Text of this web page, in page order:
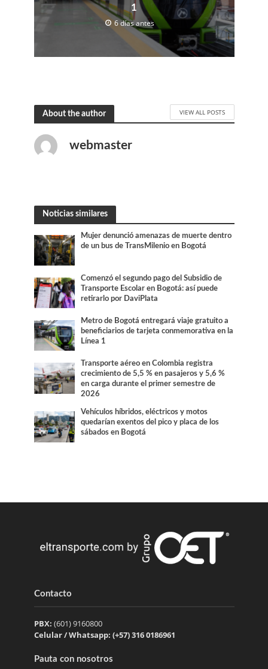
1
6 días antes
About the author VIEW ALL POSTS
webmaster
Noticias similares
Mujer denunció amenazas de muerte dentro
de un bus de TransMilenio en Bogotá
Comenzó el segundo pago del Subsidio de
Transporte Escolar en Bogotá: así puede
retirarlo por DaviPlata
Metro de Bogotá entregará viaje gratuito a
beneficiarios de tarjeta conmemorativa en la
Línea 1
Transporte aéreo en Colombia registra
crecimiento de 5,5 % en pasajeros y 5,6 %
en carga durante el primer semestre de
2026
Vehículos híbridos, eléctricos y motos
quedarían exentos del pico y placa de los
sábados en Bogotá
Contacto
PBX: (601) 9160800
Celular / Whatsapp: (+57) 316 0186961
Pauta con nosotros